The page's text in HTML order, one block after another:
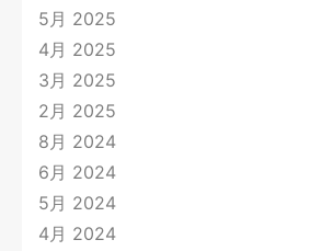
5月 2025
4月 2025
3月 2025
2月 2025
8月 2024
6月 2024
5月 2024
4月 2024